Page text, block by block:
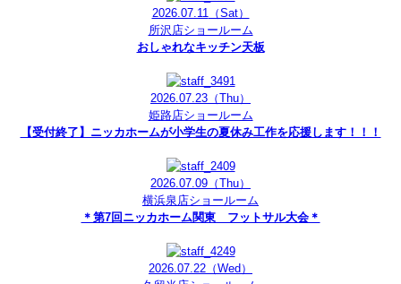
2026.07.11（Sat）
所沢店ショールーム
おしゃれなキッチン天板
2026.07.23 （Thu）
姫路店ショールーム
【受付終了】ニッカホームが小学生の夏休み工作を応援します！！！
2026.07.09 （Thu）
横浜泉店ショールーム
＊第7回ニッカホーム関東 フットサル大会＊
2026.07.22 （Wed）